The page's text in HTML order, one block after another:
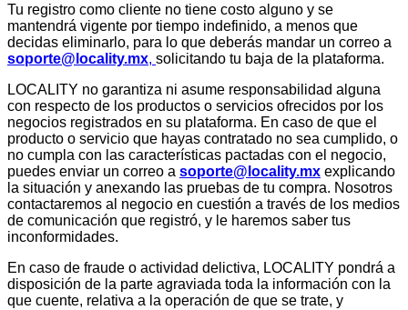
Tu registro como cliente no tiene costo alguno y se
mantendrá vigente por tiempo indefinido, a menos que
decidas eliminarlo, para lo que deberás mandar un correo a
soporte@locality.mx, solicitando tu baja de la plataforma.
LOCALITY no garantiza ni asume responsabilidad alguna
con respecto de los productos o servicios ofrecidos por los
negocios registrados en su plataforma. En caso de que el
producto o servicio que hayas contratado no sea cumplido, o
no cumpla con las características pactadas con el negocio,
puedes enviar un correo a soporte@locality.mx explicando
la situación y anexando las pruebas de tu compra. Nosotros
contactaremos al negocio en cuestión a través de los medios
de comunicación que registró, y le haremos saber tus
inconformidades.
En caso de fraude o actividad delictiva, LOCALITY pondrá a
disposición de la parte agraviada toda la información con la
que cuente, relativa a la operación de que se trate, y